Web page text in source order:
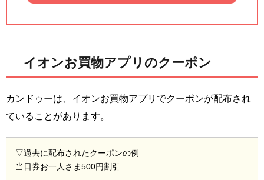
イオンお買物アプリのクーポン
カンドゥーは、イオンお買物アプリでクーポンが配布され
ていることがあります。
▽過去に配布されたクーポンの例
当日券お一人さま500円割引